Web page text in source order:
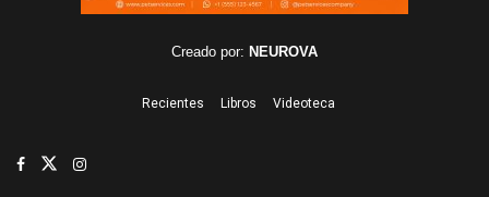
Creado por: NEUROVA
Recientes Libros Videoteca